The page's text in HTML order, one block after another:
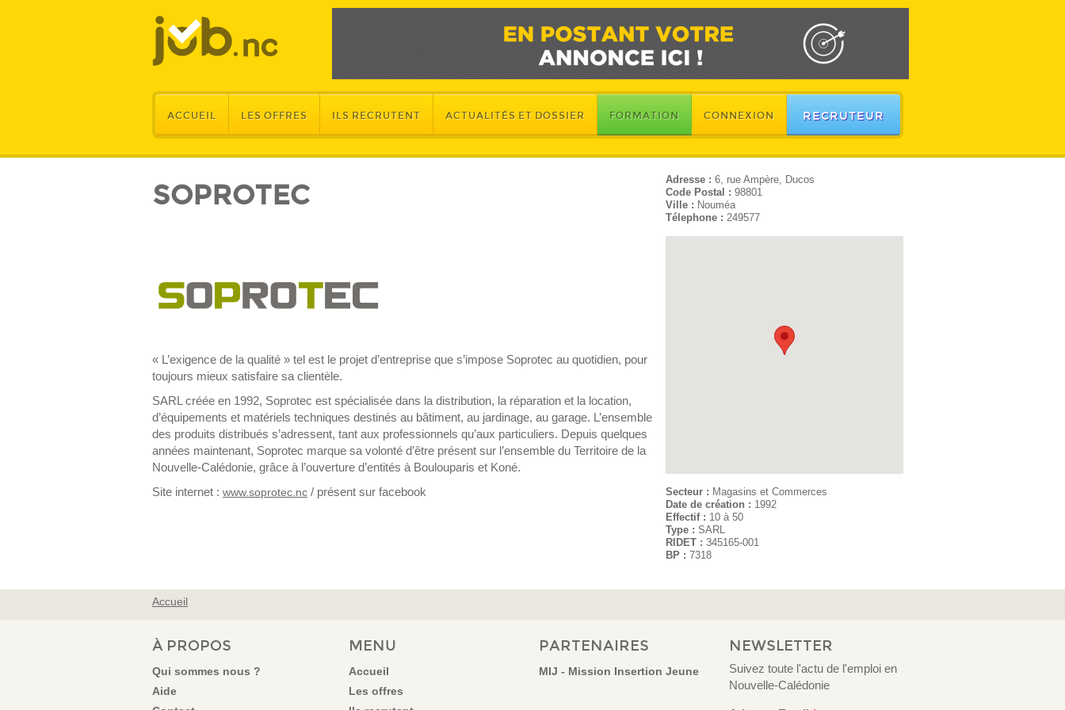
ACCUEIL LES OFFRES ILS RECRUTENT ACTUALITÉS ET DOSSIER FORMATION CONNEXION RECRUTEUR
SOPROTEC
« L’exigence de la qualité » tel est le projet d’entreprise que s’impose Soprotec au quotidien, pour
toujours mieux satisfaire sa clientèle.
SARL créée en 1992, Soprotec est spécialisée dans la distribution, la réparation et la location,
d’équipements et matériels techniques destinés au bâtiment, au jardinage, au garage. L’ensemble
des produits distribués s’adressent, tant aux professionnels qu’aux particuliers. Depuis quelques
années maintenant, Soprotec marque sa volonté d’être présent sur l’ensemble du Territoire de la
Nouvelle-Calédonie, grâce à l’ouverture d’entités à Boulouparis et Koné.
Site internet : www.soprotec.nc / présent sur facebook
Adresse : 6, rue Ampère, Ducos
Code Postal : 98801
Ville : Nouméa
Télephone : 249577
Secteur : Magasins et Commerces
Date de création : 1992
Effectif : 10 à 50
Type : SARL
RIDET : 345165-001
BP : 7318
VOUS ÊTES ICI
Accueil
À PROPOS
Qui sommes nous ?
Aide
MENU
Accueil
Les offres
PARTENAIRES
MIJ - Mission Insertion Jeune
NEWSLETTER
Suivez toute l'actu de l'emploi en
Nouvelle-Calédonie